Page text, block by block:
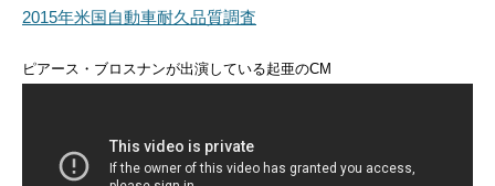
2015年米国自動車耐久品質調査
ピアース・ブロスナンが出演している起亜のCM